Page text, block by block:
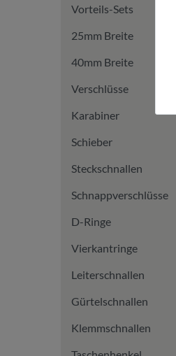
Vorteils-Sets
25mm Breite
40mm Breite
Verschlüsse
Karabiner
Schieber
Steckschnallen
Schnappverschlüsse
D-Ringe
Vierkantringe
Leiterschnallen
Gürtelschnallen
Klemmschnallen